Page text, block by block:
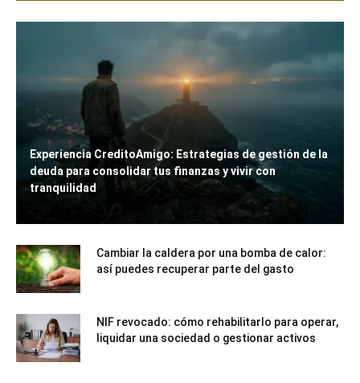
Experiencia CreditoAmigo: Estrategias de gestión de la
deuda para consolidar tus finanzas y vivir con
tranquilidad
Cambiar la caldera por una bomba de calor:
así puedes recuperar parte del gasto
NIF revocado: cómo rehabilitarlo para operar,
liquidar una sociedad o gestionar activos